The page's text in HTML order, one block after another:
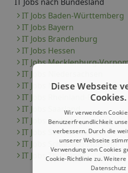
IT Jobs Baden-Württemberg
IT Jobs Bayern
IT Jobs Brandenburg
IT Jobs Hessen
IT Jobs Mecklenburg-
IT Jobs Niedersachsen
IT Jobs Nordrhein-Westfalen
IT Jobs Rheinland-Pfalz
IT Jobs Saarland
IT Jobs Sachsen
IT Jobs Sachsen-Anhalt
IT Jobs Schleswig-Holstein
IT Jobs Thüringen
Diese Webseite
Cookies.
Wir verwenden
Benutzerfreundlichkeit
verbessern. Durch die
unserer Webseite
Verwendung von Cookies
Cookie-Richtlinie zu.
Datenschutz